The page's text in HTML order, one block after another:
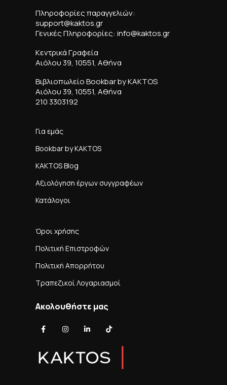
Πληροφορίες παραγγελιών:
support@kaktos.gr
Γενικές Πληροφορίες: info@kaktos.gr
Κεντρικά Γραφεία
Αιόλου 39, 10551, Αθήνα
Βιβλιοπωλείο Bookbar by KAKTOS
Αιόλου 39, 10551, Αθήνα
210 3303192
Για εμάς
Bookbar by KAKTOS
KAKTOS Blog
Αξιολόγηση έργων συγγραφέων
Κατάλογοι
Όροι χρήσης
Πολιτική Επιστροφών
Πολιτική Απορρήτου
Τραπεζικοί Λογαριασμοί
Ακολουθήστε μας